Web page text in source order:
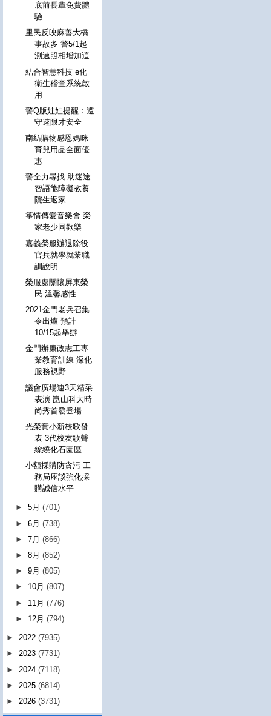
底前長輩免費體
驗
里民反映麻善大橋
事故多 警5/1起
測速照相增加這
結合智慧科技 e化
衛生稽查系統啟
用
警Q版娃娃提醒：遵
守速限才安全
南紡購物感恩媽咪
育兒用品全面優
惠
警全力尋找 助迷途
智語能障礙教養
院生返家
箏情傳愛音樂會 榮
家老少同歡樂
嘉義榮服辦退除役
官兵就學就業職
訓說明
榮服處關懷屏東榮
民 溫馨感性
2021金門老兵召集
令出爐 預計
10/15起舉辦
金門辦廉政志工專
業教育訓練 深化
服務視野
議會廣場連3天精采
表演 崑山科大時
尚秀首發登場
光榮實小新校歌發
表 3代校友歌聲
繚繞化石園區
小額採購防貪污 工
務局座談強化採
購誠信水平
►5月(701)
►6月(738)
►7月(866)
►8月(852)
►9月(805)
► 10月(807)
► 11月(776)
► 12月(794)
► 2022 (7935)
► 2023 (7731)
► 2024 (7118)
► 2025 (6814)
► 2026 (3731)